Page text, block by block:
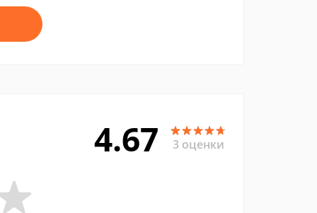
4.67 3 оценки